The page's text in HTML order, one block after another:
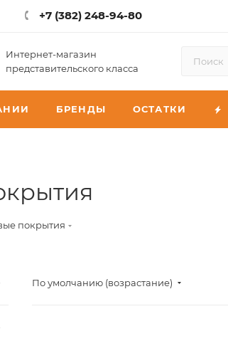
+7 (382) 248-94-80
Интернет-магазин
представительского класса
БРЕНДЫ ОСТАТКИ
покрытия
По умолчанию (возрастание)